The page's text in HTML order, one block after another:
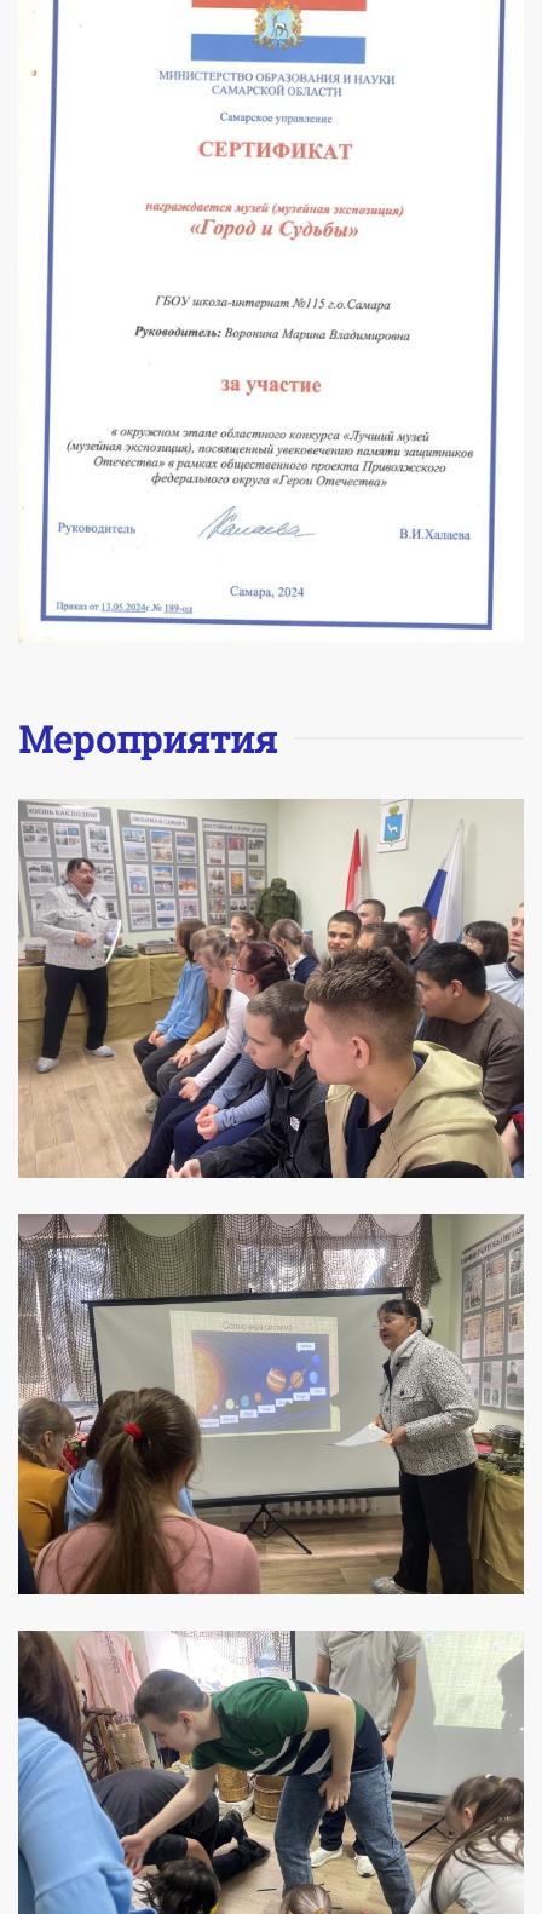
УВЕЛИЧИТЬ
Мероприятия
УВЕЛИЧИТЬ
УВЕЛИЧИТЬ
УВЕЛИЧИТЬ